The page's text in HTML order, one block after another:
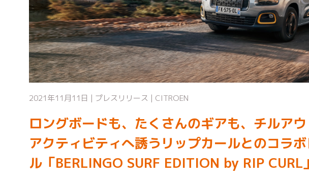
2021年11月11日 | プレスリリース | CITROEN
ロングボードも、たくさんのギアも、チルア
アクティビティへ誘うリップカールとのコラ
ル「BERLINGO SURF EDITION by RIP CURL